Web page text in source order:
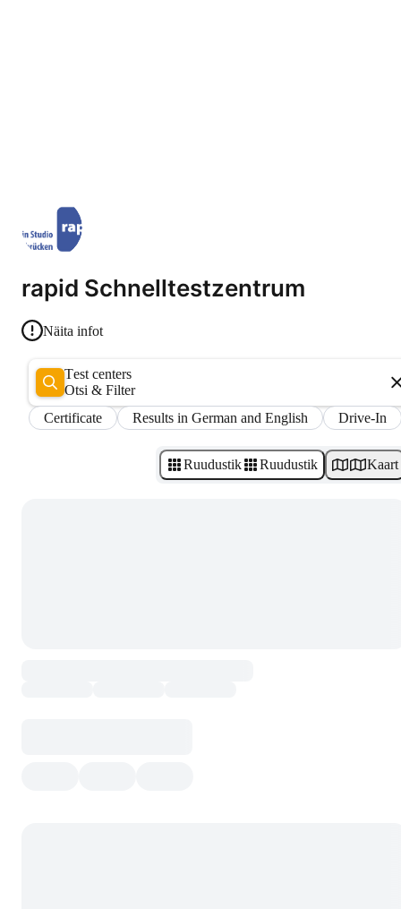
rapid Schnelltestzentrum
Näita infot
Test centers
Otsi & Filter
Certificate
Results in German and English Drive-In
Ruudustik Ruudustik Kaart